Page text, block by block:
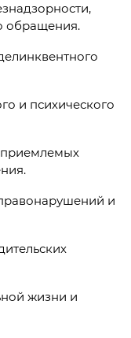
обращения.
и психического
и
жизни и